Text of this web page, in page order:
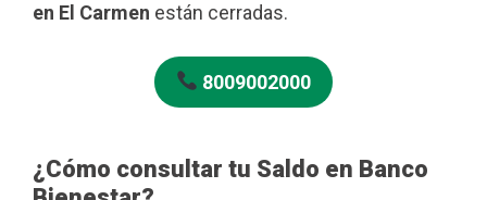
en El Carmen están cerradas.
8009002000
¿Cómo consultar tu Saldo en Banco